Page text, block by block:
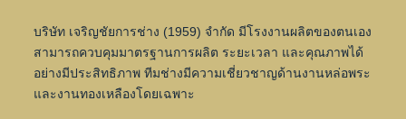
บริษัท เจริญชัยการช่าง (1959) จำกัด มีโรงงานผลิตของตนเอง
สามารถควบคุมมาตรฐานการผลิต ระยะเวลา และคุณภาพได้
อย่างมีประสิทธิภาพ ทีมช่างมีความเชี่ยวชาญด้านงานหล่อพระ
และงานทองเหลืองโดยเฉพาะ